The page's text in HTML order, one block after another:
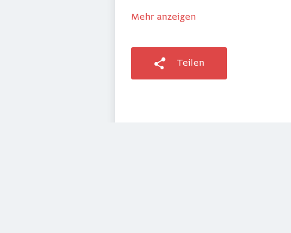
Mehr anzeigen
Teilen